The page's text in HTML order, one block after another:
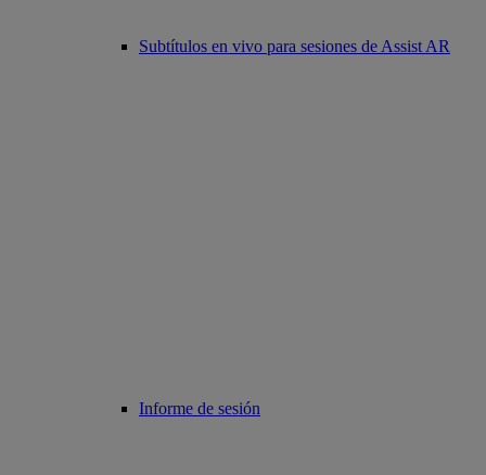
Subtítulos en vivo para sesiones de Assist AR
Informe de sesión